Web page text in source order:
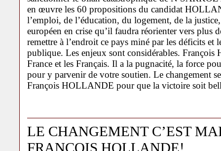
en œuvre les 60 propositions du candidat
l’emploi, de l’éducation, du logement, de la
européen en crise qu’il faudra réorienter vers plus
remettre à l’endroit ce pays miné par les déficits et
publique. Les enjeux sont considérables.
France et les Français. Il a la pugnacité, la force
pour y parvenir de votre soutien. Le changement
François HOLLANDE pour que la victoire soit
LE CHANGEMENT C’EST
FRANCOIS HOLLANDE!